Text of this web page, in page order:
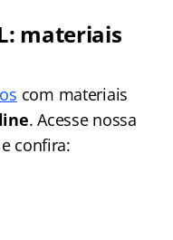
materiais
com materiais
. Acesse nossa
confira: